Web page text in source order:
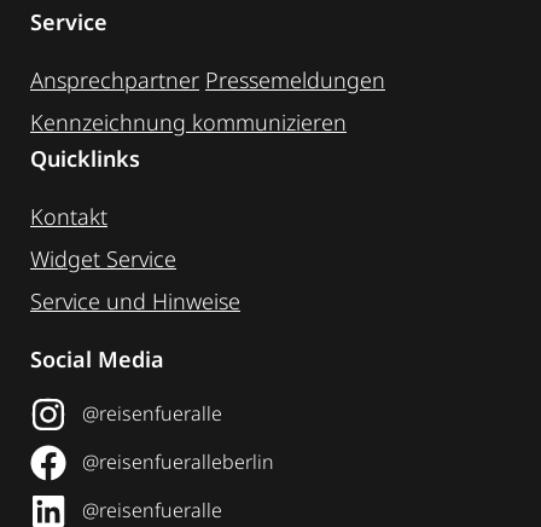
Service
Ansprechpartner Pressemeldungen
Kennzeichnung ­kommunizieren
Quicklinks
Kontakt
Widget Service
Service und Hinweise
Social Media
@reisenfueralle
@reisenfueralleberlin
@reisenfueralle